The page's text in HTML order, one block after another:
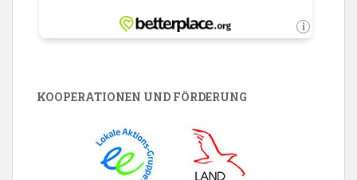
KOOPERATIONEN UND FÖRDERUNG